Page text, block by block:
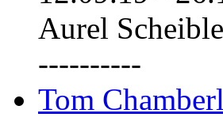
Aurel
----------
Tom